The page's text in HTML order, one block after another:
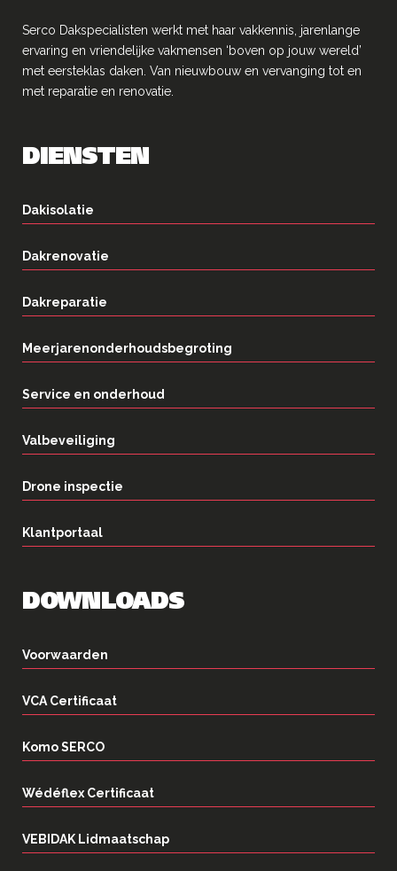
Serco Dakspecialisten werkt met haar vakkennis, jarenlange
ervaring en vriendelĳke vakmensen ‘boven op jouw wereld’
met eersteklas daken. Van nieuwbouw en vervanging tot en
met reparatie en renovatie.
DIENSTEN
Dakisolatie
Dakrenovatie
Dakreparatie
Meerjarenonderhoudsbegroting
Service en onderhoud
Valbeveiliging
Drone inspectie
Klantportaal
DOWNLOADS
Voorwaarden
VCA Certificaat
Komo SERCO
Wédéflex Certificaat
VEBIDAK Lidmaatschap